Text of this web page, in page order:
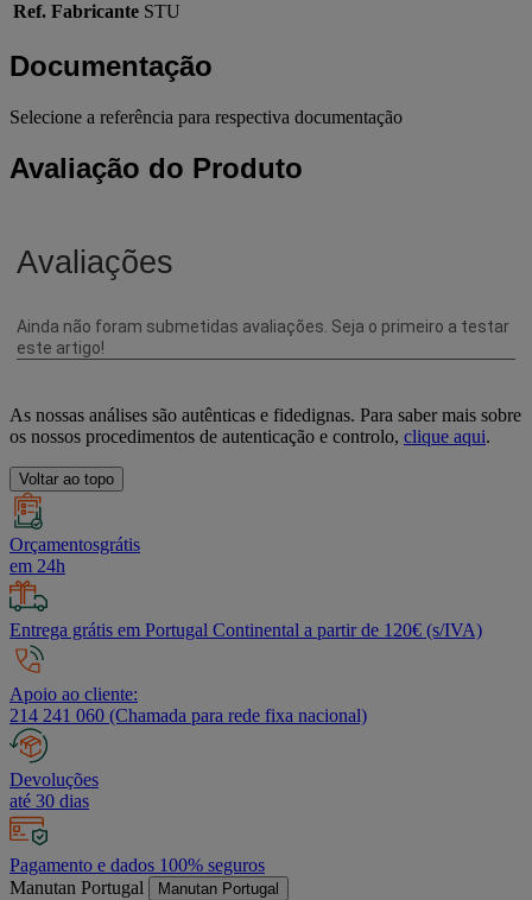
Ref. Fabricante STU
Documentação
Selecione a referência para respectiva documentação
Avaliação do Produto
As nossas análises são autênticas e fidedignas. Para saber mais sobre
os nossos procedimentos de autenticação e controlo, clique aqui.
Voltar ao topo
Orçamentosgrátis
em 24h
Entrega grátis em Portugal Continental a partir de 120€ (s/IVA)
Apoio ao cliente:
214 241 060 (Chamada para rede fixa nacional)
Devoluções
até 30 dias
Pagamento e dados 100% seguros
Manutan Portugal
Manutan Portugal